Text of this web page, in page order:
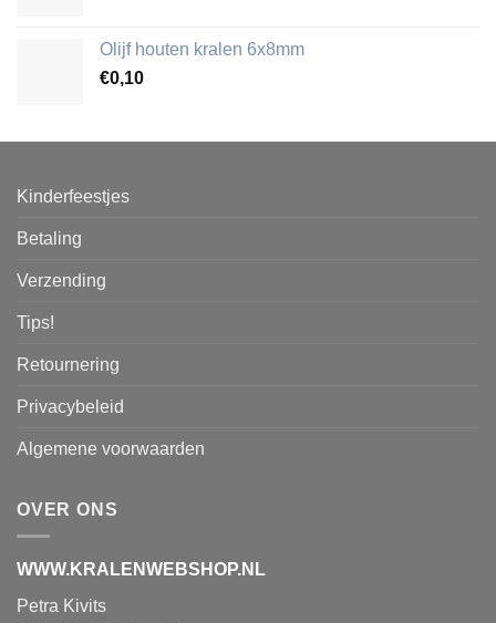
Olijf houten kralen 6x8mm
€0,10
Kinderfeestjes
Betaling
Verzending
Tips!
Retournering
Privacybeleid
Algemene voorwaarden
OVER ONS
WWW.KRALENWEBSHOP.NL
Petra Kivits